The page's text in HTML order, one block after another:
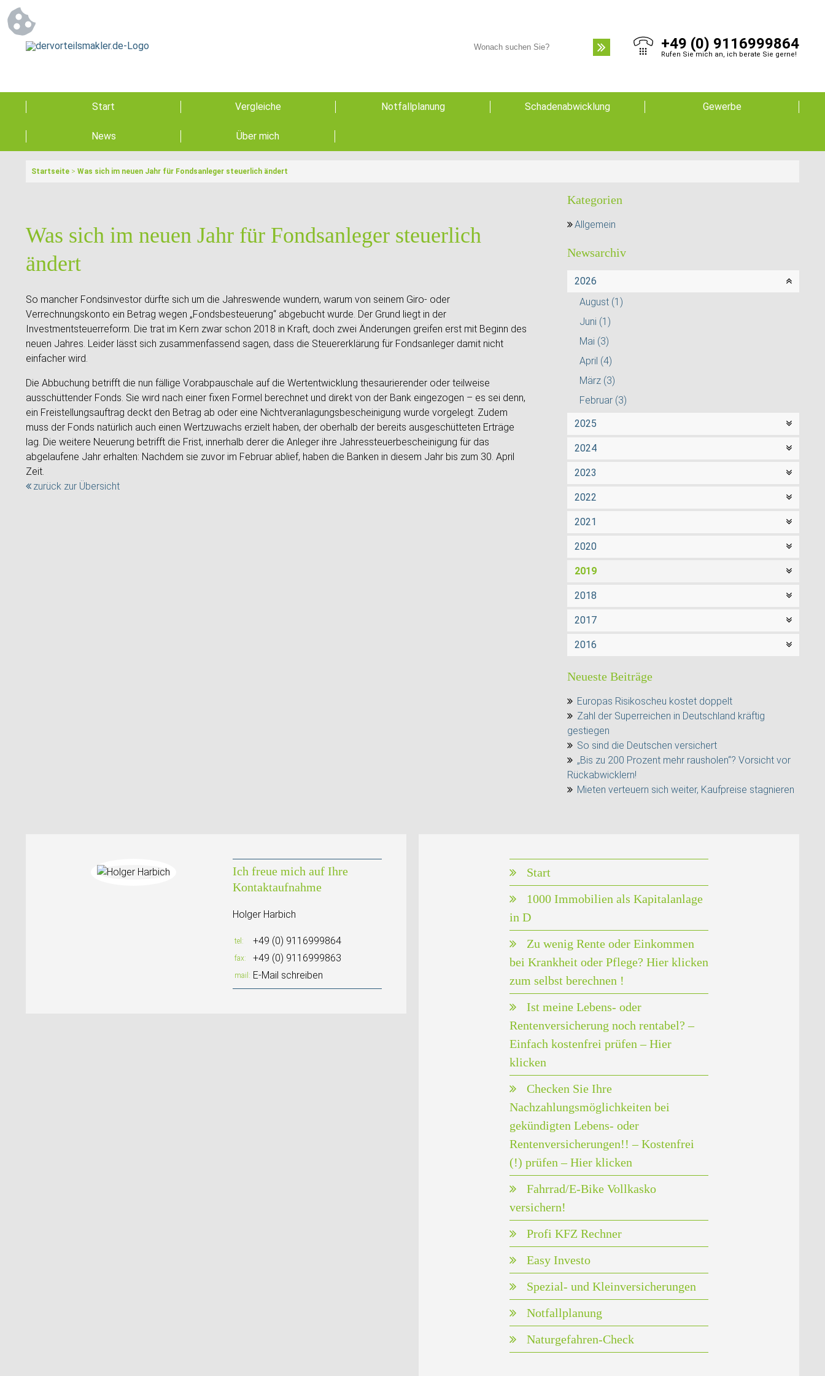
+49 (0) 9116999864
Rufen Sie mich an, ich berate Sie gerne!
Start Vergleiche Notfallplanung Schadenabwicklung Gewerbe
News Über mich
Startseite > Was sich im neuen Jahr für Fondsanleger steuerlich ändert
Was sich im neuen Jahr für Fondsanleger steuerlich
ändert
So mancher Fondsinvestor dürfte sich um die Jahreswende wundern, warum von seinem Giro- oder
Verrechnungskonto ein Betrag wegen „Fondsbesteuerung“ abgebucht wurde. Der Grund liegt in der
Investmentsteuerreform. Die trat im Kern zwar schon 2018 in Kraft, doch zwei Änderungen greifen erst mit Beginn des
neuen Jahres. Leider lässt sich zusammenfassend sagen, dass die Steuererklärung für Fondsanleger damit nicht
einfacher wird.
Die Abbuchung betrifft die nun fällige Vorabpauschale auf die Wertentwicklung thesaurierender oder teilweise
ausschüttender Fonds. Sie wird nach einer fixen Formel berechnet und direkt von der Bank eingezogen – es sei denn,
ein Freistellungsauftrag deckt den Betrag ab oder eine Nichtveranlagungsbescheinigung wurde vorgelegt. Zudem
muss der Fonds natürlich auch einen Wertzuwachs erzielt haben, der oberhalb der bereits ausgeschütteten Erträge
lag. Die weitere Neuerung betrifft die Frist, innerhalb derer die Anleger ihre Jahressteuerbescheinigung für das
abgelaufene Jahr erhalten: Nachdem sie zuvor im Februar ablief, haben die Banken in diesem Jahr bis zum 30. April
Zeit.
zurück zur Übersicht
Kategorien
Allgemein
Newsarchiv
2026
August (1)
Juni (1)
Mai (3)
April (4)
März (3)
Februar (3)
2025
2024
2023
2022
2021
2020
2019
2018
2017
2016
Neueste Beiträge
Europas Risikoscheu kostet doppelt
Zahl der Superreichen in Deutschland kräftig
gestiegen
So sind die Deutschen versichert
„Bis zu 200 Prozent mehr rausholen“? Vorsicht vor
Rückabwicklern!
Mieten verteuern sich weiter, Kaufpreise stagnieren
Ich freue mich auf Ihre
Kontaktaufnahme
Holger Harbich
tel +49 (0) 9116999864
fax +49 (0) 9116999863
mail E-Mail schreiben
Start
1000 Immobilien als Kapitalanlage
in D
Zu wenig Rente oder Einkommen
bei Krankheit oder Pflege? Hier klicken
zum selbst berechnen !
Ist meine Lebens- oder
Rentenversicherung noch rentabel? –
Einfach kostenfrei prüfen – Hier
klicken
Checken Sie Ihre
Nachzahlungsmöglichkeiten bei
gekündigten Lebens- oder
Rentenversicherungen!! – Kostenfrei
(!) prüfen – Hier klicken
Fahrrad/E-Bike Vollkasko
versichern!
Profi KFZ Rechner
Easy Investo
Spezial- und Kleinversicherungen
Notfallplanung
Naturgefahren-Check